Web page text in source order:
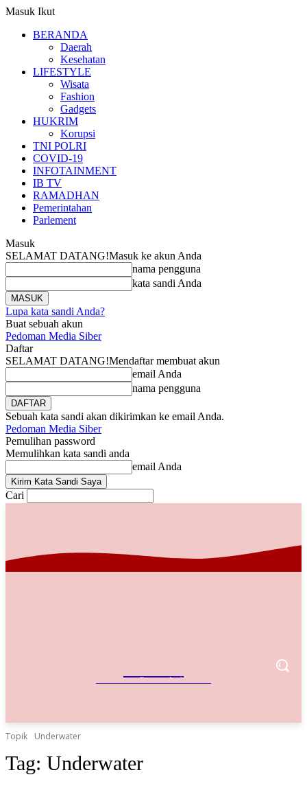
Masuk Ikut
BERANDA
Daerah
Kesehatan
LIFESTYLE
Wisata
Fashion
Gadgets
HUKRIM
Korupsi
TNI POLRI
COVID-19
INFOTAINMENT
IB TV
RAMADHAN
Pemerintahan
Parlement
Masuk
SELAMAT DATANG!Masuk ke akun Anda
nama pengguna
kata sandi Anda
Lupa kata sandi Anda?
Buat sebuah akun
Pedoman Media Siber
Daftar
SELAMAT DATANG!Mendaftar membuat akun
email Anda
nama pengguna
Sebuah kata sandi akan dikirimkan ke email Anda.
Pedoman Media Siber
Pemulihan password
Memulihkan kata sandi anda
email Anda
Cari
Referensi Bisnis Indonesia
Topik Underwater
Tag: Underwater